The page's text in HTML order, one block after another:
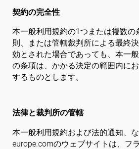
契約の完全性
本一般利用規約の1つまたは複数の
則、または管轄裁判所による最終
効とされた場合であっても、本一
の条項は、かかる決定の範囲内に
するものとします。
法律と裁判所の管轄
本一般利用規約および法的通知、
europe.comのウェブサイトは、フ